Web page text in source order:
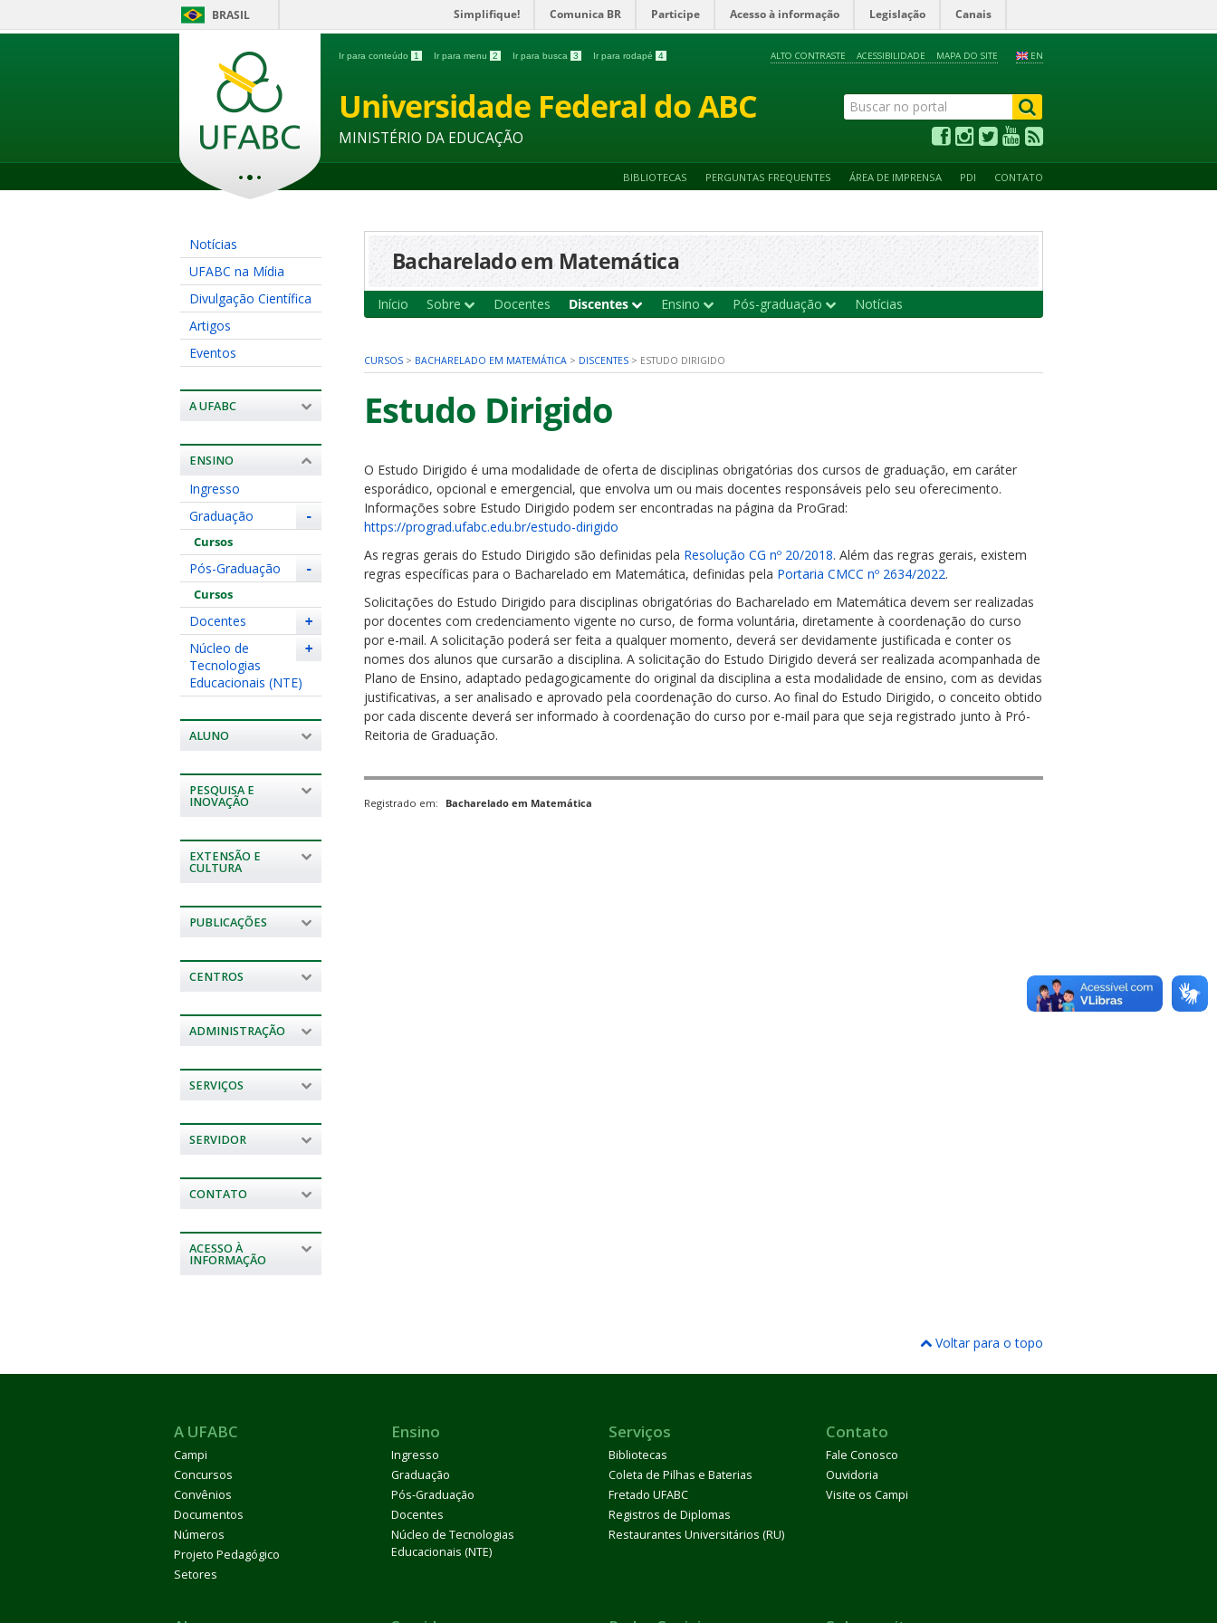
BRASIL Simplifique! Comunica BR Participe Acesso à informação Legislação Canais
Ir para conteúdo 1 Ir para menu 2 Ir para busca 3 Ir para rodapé 4 EN
ALTO CONTRASTE ACESSIBILIDADE MAPA DO SITE
Universidade Federal do ABC
MINISTÉRIO DA EDUCAÇÃO
BIBLIOTECAS PERGUNTAS FREQUENTES ÁREA DE IMPRENSA PDI CONTATO
Notícias
UFABC na Mídia
Divulgação Científica
Artigos
Eventos
A UFABC
ENSINO
Ingresso
-
Graduação
Cursos
-
Pós-Graduação
Cursos
+
Docentes
+
Núcleo de
Tecnologias
Educacionais (NTE)
ALUNO
PESQUISA E
INOVAÇÃO
EXTENSÃO E
CULTURA
PUBLICAÇÕES
CENTROS
ADMINISTRAÇÃO
SERVIÇOS
SERVIDOR
CONTATO
ACESSO À
INFORMAÇÃO
Bacharelado em Matemática
Início Sobre Docentes Discentes Ensino Pós-graduação Notícias
CURSOS > BACHARELADO EM MATEMÁTICA > DISCENTES > ESTUDO DIRIGIDO
Estudo Dirigido
O Estudo Dirigido é uma modalidade de oferta de disciplinas obrigatórias dos cursos de graduação, em caráter
esporádico, opcional e emergencial, que envolva um ou mais docentes responsáveis pelo seu oferecimento.
Informações sobre Estudo Dirigido podem ser encontradas na página da ProGrad:
https://prograd.ufabc.edu.br/estudo-dirigido
As regras gerais do Estudo Dirigido são definidas pela Resolução CG nº 20/2018. Além das regras gerais, existem
regras específicas para o Bacharelado em Matemática, definidas pela Portaria CMCC nº 2634/2022.
Solicitações do Estudo Dirigido para disciplinas obrigatórias do Bacharelado em Matemática devem ser realizadas
por docentes com credenciamento vigente no curso, de forma voluntária, diretamente à coordenação do curso
por e-mail. A solicitação poderá ser feita a qualquer momento, deverá ser devidamente justificada e conter os
nomes dos alunos que cursarão a disciplina. A solicitação do Estudo Dirigido deverá ser realizada acompanhada de
Plano de Ensino, adaptado pedagogicamente do original da disciplina a esta modalidade de ensino, com as devidas
justificativas, a ser analisado e aprovado pela coordenação do curso. Ao final do Estudo Dirigido, o conceito obtido
por cada discente deverá ser informado à coordenação do curso por e-mail para que seja registrado junto à Pró-
Reitoria de Graduação.
Registrado em: Bacharelado em Matemática
Voltar para o topo
A UFABC
Campi
Concursos
Convênios
Documentos
Números
Projeto Pedagógico
Setores
Ensino
Ingresso
Graduação
Pós-Graduação
Docentes
Núcleo de Tecnologias
Educacionais (NTE)
Serviços
Bibliotecas
Coleta de Pilhas e Baterias
Fretado UFABC
Registros de Diplomas
Restaurantes Universitários (RU)
Contato
Fale Conosco
Ouvidoria
Visite os Campi